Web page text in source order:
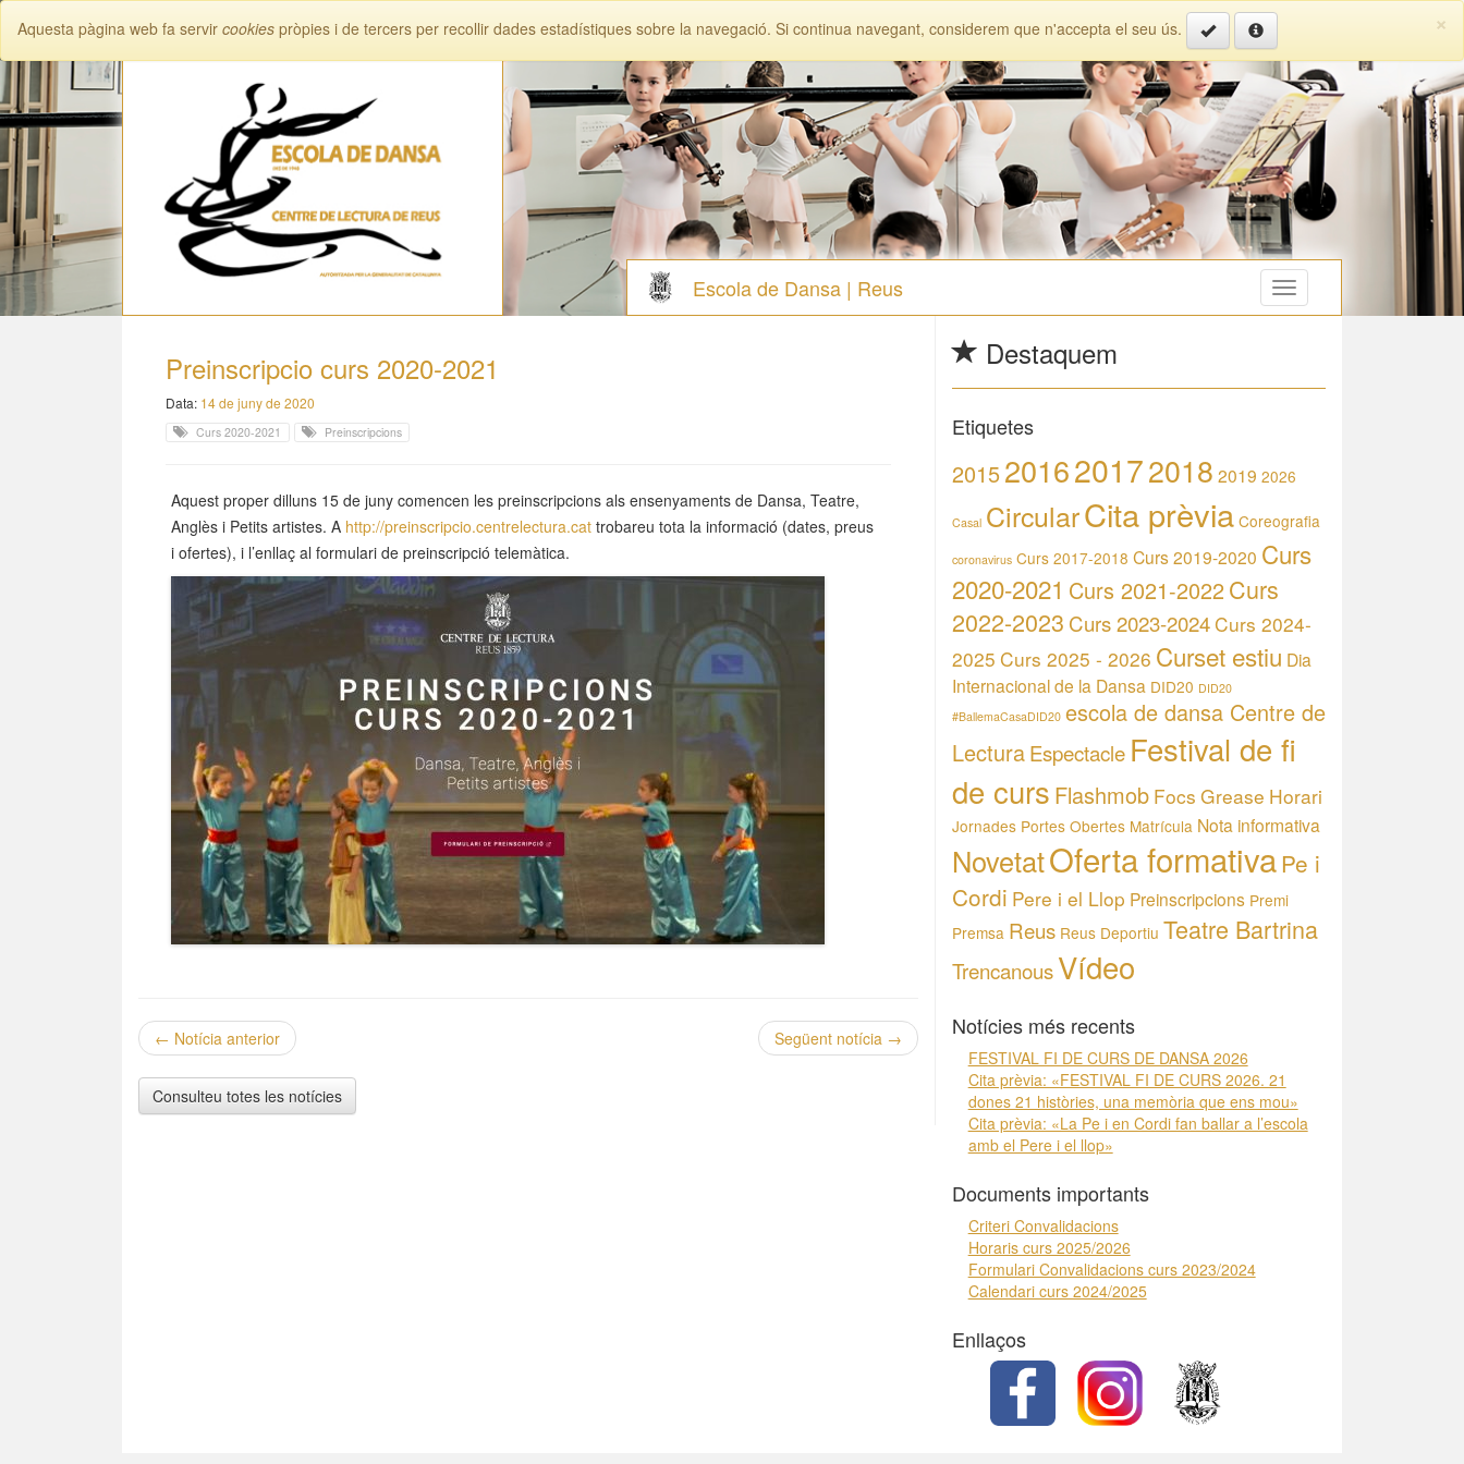
×
Aquesta pàgina web fa servir cookies pròpies i de tercers per recollir dades estadístiques sobre la navegació. Si continua navegant, considerem que n'accepta el seu ús.
Toggle
navigation
Escola de Dansa | Reus
Preinscripcio curs 2020-2021
Data: 14 de juny de 2020
Curs 2020-2021 Preinscripcions
Aquest proper dilluns 15 de juny comencen les preinscripcions als ensenyaments de Dansa, Teatre,
Anglès i Petits artistes. A http://preinscripcio.centrelectura.cat trobareu tota la informació (dates, preus
i ofertes), i l’enllaç al formulari de preinscripció telemàtica.
← Notícia anterior Següent notícia →
Consulteu totes les notícies
Destaquem
Etiquetes
2015201620172018 2019 2026
Casal CircularCita prèvia Coreografia
coronavirus Curs 2017-2018 Curs 2019-2020 Curs
2020-2021 Curs 2021-2022 Curs
2022-2023 Curs 2023-2024Curs 2024-
2025 Curs 2025 - 2026 Curset estiu Dia
Internacional de la Dansa DID20 DID20
#BallemaCasaDID20 escola de dansa Centre de
LecturaEspectacle Festival de fi
de curs Flashmob Focs Grease Horari
Jornades Portes Obertes Matrícula Nota informativa
NovetatOferta formativaPe i
Cordi Pere i el Llop Preinscripcions Premi
Premsa Reus Reus Deportiu Teatre Bartrina
TrencanousVídeo
Notícies més recents
FESTIVAL FI DE CURS DE DANSA 2026
Cita prèvia: «FESTIVAL FI DE CURS 2026. 21
dones 21 històries, una memòria que ens mou»
Cita prèvia: «La Pe i en Cordi fan ballar a l’escola
amb el Pere i el llop»
Documents importants
Criteri Convalidacions
Horaris curs 2025/2026
Formulari Convalidacions curs 2023/2024
Calendari curs 2024/2025
Enllaços